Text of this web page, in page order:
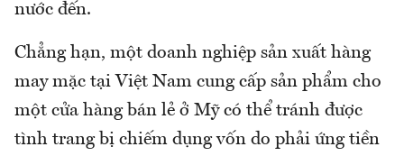
nước đến.
Chẳng hạn, một doanh nghiệp sản xuất hàng
may mặc tại Việt Nam cung cấp sản phẩm cho
một cửa hàng bán lẻ ở Mỹ có thể tránh được
tình trang bị chiếm dụng vốn do phải ứng tiền